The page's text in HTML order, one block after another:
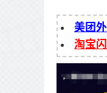
美团
淘宝